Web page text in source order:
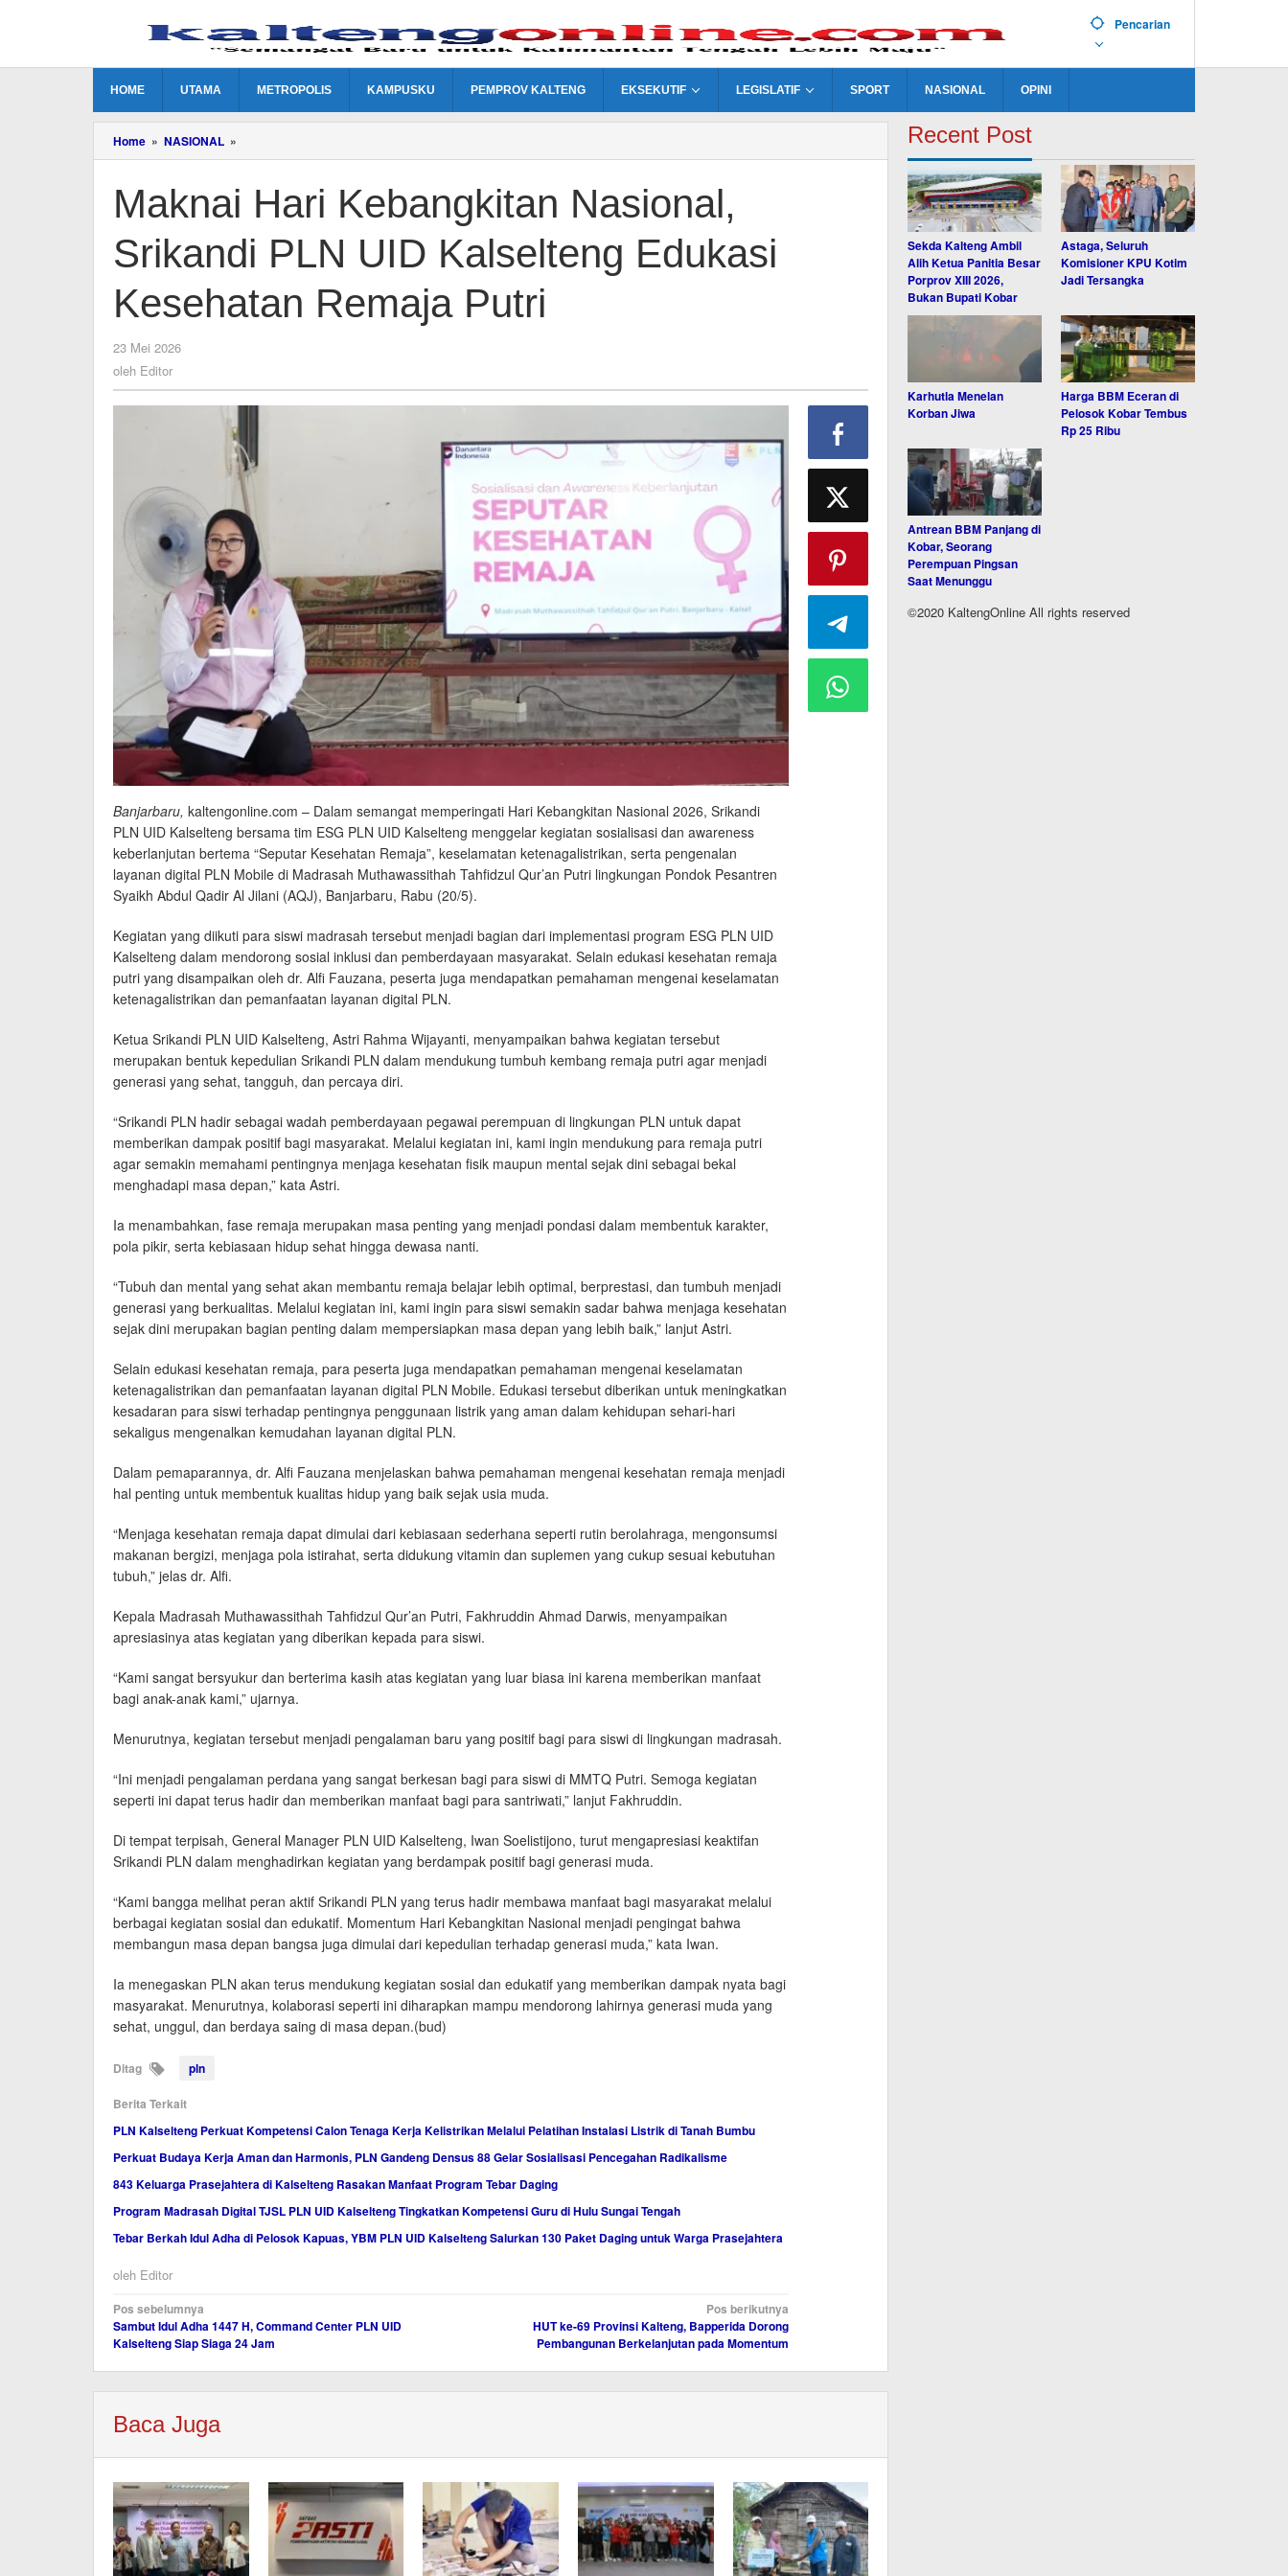
Pencarian
HOME UTAMA METROPOLIS KAMPUSKU PEMPROV KALTENG EKSEKUTIF LEGISLATIF SPORT NASIONAL OPINI
Home » NASIONAL »
Hari
Nasional,
Srikandi
UID
Kalselteng
Kesehatan
Remaja
Maknai Hari Kebangkitan Nasional,
Srikandi PLN UID Kalselteng Edukasi
Kesehatan Remaja Putri
23 Mei 2026
oleh Editor
Banjarbaru, kaltengonline.com – Dalam semangat memperingati Hari Kebangkitan Nasional 2026, Srikandi
PLN UID Kalselteng bersama tim ESG PLN UID Kalselteng menggelar kegiatan sosialisasi dan awareness
keberlanjutan bertema “Seputar Kesehatan Remaja”, keselamatan ketenagalistrikan, serta pengenalan
layanan digital PLN Mobile di Madrasah Muthawassithah Tahfidzul Qur’an Putri lingkungan Pondok Pesantren
Syaikh Abdul Qadir Al Jilani (AQJ), Banjarbaru, Rabu (20/5).
Kegiatan yang diikuti para siswi madrasah tersebut menjadi bagian dari implementasi program ESG PLN UID
Kalselteng dalam mendorong sosial inklusi dan pemberdayaan masyarakat. Selain edukasi kesehatan remaja
putri yang disampaikan oleh dr. Alfi Fauzana, peserta juga mendapatkan pemahaman mengenai keselamatan
ketenagalistrikan dan pemanfaatan layanan digital PLN.
Ketua Srikandi PLN UID Kalselteng, Astri Rahma Wijayanti, menyampaikan bahwa kegiatan tersebut
merupakan bentuk kepedulian Srikandi PLN dalam mendukung tumbuh kembang remaja putri agar menjadi
generasi yang sehat, tangguh, dan percaya diri.
“Srikandi PLN hadir sebagai wadah pemberdayaan pegawai perempuan di lingkungan PLN untuk dapat
memberikan dampak positif bagi masyarakat. Melalui kegiatan ini, kami ingin mendukung para remaja putri
agar semakin memahami pentingnya menjaga kesehatan fisik maupun mental sejak dini sebagai bekal
menghadapi masa depan,” kata Astri.
Ia menambahkan, fase remaja merupakan masa penting yang menjadi pondasi dalam membentuk karakter,
pola pikir, serta kebiasaan hidup sehat hingga dewasa nanti.
“Tubuh dan mental yang sehat akan membantu remaja belajar lebih optimal, berprestasi, dan tumbuh menjadi
generasi yang berkualitas. Melalui kegiatan ini, kami ingin para siswi semakin sadar bahwa menjaga kesehatan
sejak dini merupakan bagian penting dalam mempersiapkan masa depan yang lebih baik,” lanjut Astri.
Selain edukasi kesehatan remaja, para peserta juga mendapatkan pemahaman mengenai keselamatan
ketenagalistrikan dan pemanfaatan layanan digital PLN Mobile. Edukasi tersebut diberikan untuk meningkatkan
kesadaran para siswi terhadap pentingnya penggunaan listrik yang aman dalam kehidupan sehari-hari
sekaligus mengenalkan kemudahan layanan digital PLN.
Dalam pemaparannya, dr. Alfi Fauzana menjelaskan bahwa pemahaman mengenai kesehatan remaja menjadi
hal penting untuk membentuk kualitas hidup yang baik sejak usia muda.
“Menjaga kesehatan remaja dapat dimulai dari kebiasaan sederhana seperti rutin berolahraga, mengonsumsi
makanan bergizi, menjaga pola istirahat, serta didukung vitamin dan suplemen yang cukup sesuai kebutuhan
tubuh,” jelas dr. Alfi.
Kepala Madrasah Muthawassithah Tahfidzul Qur’an Putri, Fakhruddin Ahmad Darwis, menyampaikan
apresiasinya atas kegiatan yang diberikan kepada para siswi.
“Kami sangat bersyukur dan berterima kasih atas kegiatan yang luar biasa ini karena memberikan manfaat
bagi anak-anak kami,” ujarnya.
Menurutnya, kegiatan tersebut menjadi pengalaman baru yang positif bagi para siswi di lingkungan madrasah.
“Ini menjadi pengalaman perdana yang sangat berkesan bagi para siswi di MMTQ Putri. Semoga kegiatan
seperti ini dapat terus hadir dan memberikan manfaat bagi para santriwati,” lanjut Fakhruddin.
Di tempat terpisah, General Manager PLN UID Kalselteng, Iwan Soelistijono, turut mengapresiasi keaktifan
Srikandi PLN dalam menghadirkan kegiatan yang berdampak positif bagi generasi muda.
“Kami bangga melihat peran aktif Srikandi PLN yang terus hadir membawa manfaat bagi masyarakat melalui
berbagai kegiatan sosial dan edukatif. Momentum Hari Kebangkitan Nasional menjadi pengingat bahwa
membangun masa depan bangsa juga dimulai dari kepedulian terhadap generasi muda,” kata Iwan.
Ia menegaskan PLN akan terus mendukung kegiatan sosial dan edukatif yang memberikan dampak nyata bagi
masyarakat. Menurutnya, kolaborasi seperti ini diharapkan mampu mendorong lahirnya generasi muda yang
sehat, unggul, dan berdaya saing di masa depan.(bud)
Ditag pln
Berita Terkait
PLN Kalselteng Perkuat Kompetensi Calon Tenaga Kerja Kelistrikan Melalui Pelatihan Instalasi Listrik di Tanah Bumbu
Perkuat Budaya Kerja Aman dan Harmonis, PLN Gandeng Densus 88 Gelar Sosialisasi Pencegahan Radikalisme
843 Keluarga Prasejahtera di Kalselteng Rasakan Manfaat Program Tebar Daging
Program Madrasah Digital TJSL PLN UID Kalselteng Tingkatkan Kompetensi Guru di Hulu Sungai Tengah
Tebar Berkah Idul Adha di Pelosok Kapuas, YBM PLN UID Kalselteng Salurkan 130 Paket Daging untuk Warga Prasejahtera
oleh Editor
Navigasi
pos
Pos sebelumnya
Sambut Idul Adha 1447 H, Command Center PLN UID
Kalselteng Siap Siaga 24 Jam
Pos berikutnya
HUT ke-69 Provinsi Kalteng, Bapperida Dorong
Pembangunan Berkelanjutan pada Momentum
Baca Juga
Recent Post
Sekda Kalteng Ambil
Alih Ketua Panitia Besar
Porprov XIII 2026,
Bukan Bupati Kobar
Astaga, Seluruh
Komisioner KPU Kotim
Jadi Tersangka
Karhutla Menelan
Korban Jiwa
Harga BBM Eceran di
Pelosok Kobar Tembus
Rp 25 Ribu
Antrean BBM Panjang di
Kobar, Seorang
Perempuan Pingsan
Saat Menunggu
©2020 KaltengOnline All rights reserved